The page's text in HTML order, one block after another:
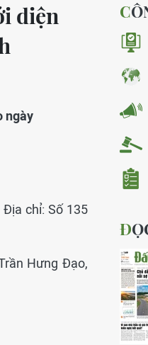
diện
ngày
chỉ: Số 135
Hưng Đạo,